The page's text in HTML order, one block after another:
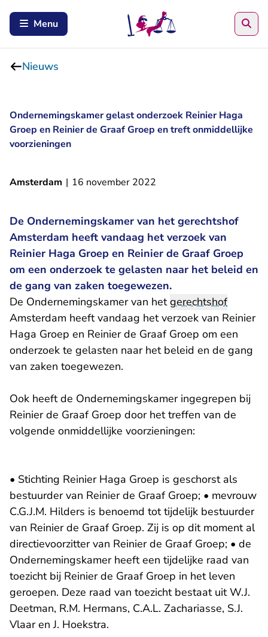
Menu
Nieuws
Ondernemingskamer gelast onderzoek Reinier Haga
Groep en Reinier de Graaf Groep en treft onmiddellijke
voorzieningen
Amsterdam | 16 november 2022
De Ondernemingskamer van het gerechtshof
Amsterdam heeft vandaag het verzoek van
Reinier Haga Groep en Reinier de Graaf Groep
om een onderzoek te gelasten naar het beleid en
de gang van zaken toegewezen.
De Ondernemingskamer van hetgerechtshof
Amsterdam heeft vandaag het verzoek van Reinier
Haga Groep en Reinier de Graaf Groep om een
onderzoek te gelasten naar het beleid en de gang
van zaken toegewezen.
Ook heeft de Ondernemingskamer ingegrepen bij
Reinier de Graaf Groep door het treffen van de
volgende onmiddellijke voorzieningen:
• Stichting Reinier Haga Groep is geschorst als
bestuurder van Reinier de Graaf Groep; • mevrouw
C.G.J.M. Hilders is benoemd tot tijdelijk bestuurder
van Reinier de Graaf Groep. Zij is op dit moment al
directievoorzitter van Reinier de Graaf Groep; • de
Ondernemingskamer heeft een tijdelijke raad van
toezicht bij Reinier de Graaf Groep in het leven
geroepen. Deze raad van toezicht bestaat uit W.J.
Deetman, R.M. Hermans, C.A.L. Zachariasse, S.J.
Vlaar en J. Hoekstra.